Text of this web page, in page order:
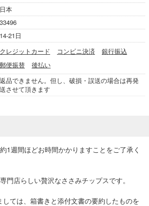
日本
33496
14-21日
クレジットカード コンビニ決済
銀行振込
郵便振替
後払い
返品できません。但し、破損・誤送の場合は再発
送させて頂きます
1週間ほどお時間かかりますことをご了承く
門店らしい贅沢なささみチップスです。
ては、箱書きと添付文書の要約したものを